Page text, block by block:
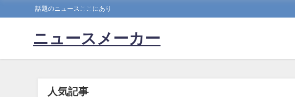
話題のニュースここにあり
ニュースメーカー
人気記事